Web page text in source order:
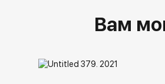
Вам